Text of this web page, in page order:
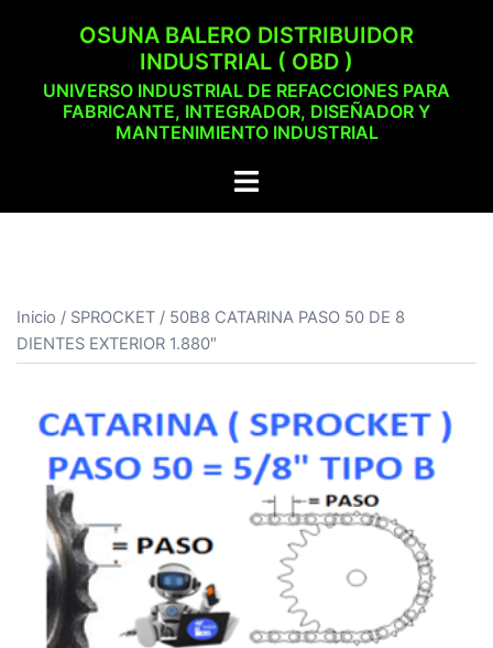
OSUNA BALERO DISTRIBUIDOR
INDUSTRIAL ( OBD )
UNIVERSO INDUSTRIAL DE REFACCIONES PARA
FABRICANTE, INTEGRADOR, DISEÑADOR Y
MANTENIMIENTO INDUSTRIAL
Alternar
Inicio / SPROCKET / 50B8 CATARINA PASO 50 DE 8
DIENTES EXTERIOR 1.880″